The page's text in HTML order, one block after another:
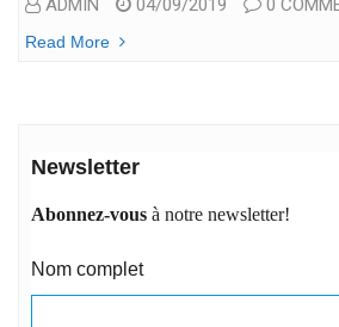
ADMIN 04/09/2019 0
Read More
Newsletter
Abonnez-vous à notre newsletter!
Nom complet